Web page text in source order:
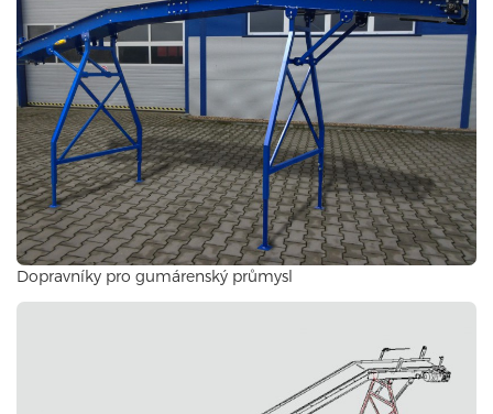
Dopravníky pro gumárenský průmysl